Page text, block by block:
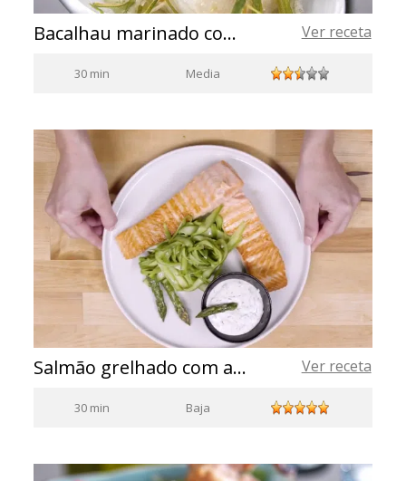
Bacalhau marinado com creme de porrusalda e alho-poró crocante Ver receta
30 min Media
Salmão grelhado com aspargos Ver receta
30 min Baja